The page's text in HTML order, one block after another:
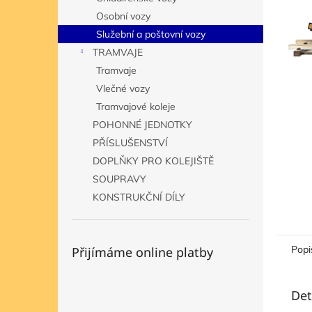
e
l
Osobní vozy
Služební a poštovní vozy
TRAMVAJE
Tramvaje
Vlečné vozy
Tramvajové koleje
POHONNÉ JEDNOTKY
PŘÍSLUŠENSTVÍ
DOPLŇKY PRO KOLEJIŠTĚ
SOUPRAVY
KONSTRUKČNÍ DÍLY
Přijímáme online platby